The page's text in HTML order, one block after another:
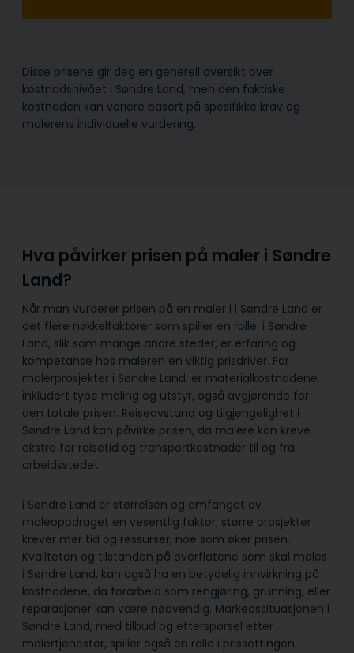
Disse prisene gir deg en generell oversikt over
kostnadsnivået i Søndre Land, men den faktiske
kostnaden kan variere basert på spesifikke krav og
malerens individuelle vurdering.
Hva påvirker prisen på maler i Søndre
Land?
Når man vurderer prisen på en maler i i Søndre Land er
det flere nøkkelfaktorer som spiller en rolle. i Søndre
Land, slik som mange andre steder, er erfaring og
kompetanse hos maleren en viktig prisdriver. For
malerprosjekter i Søndre Land, er materialkostnadene,
inkludert type maling og utstyr, også avgjørende for
den totale prisen. Reiseavstand og tilgjengelighet i
Søndre Land kan påvirke prisen, da malere kan kreve
ekstra for reisetid og transportkostnader til og fra
arbeidsstedet.
i Søndre Land er størrelsen og omfanget av
maleoppdraget en vesentlig faktor; større prosjekter
krever mer tid og ressurser, noe som øker prisen.
Kvaliteten og tilstanden på overflatene som skal males
i Søndre Land, kan også ha en betydelig innvirkning på
kostnadene, da forarbeid som rengjøring, grunning, eller
reparasjoner kan være nødvendig. Markedssituasjonen i
Søndre Land, med tilbud og etterspørsel etter
malertjenester, spiller også en rolle i prissettingen.